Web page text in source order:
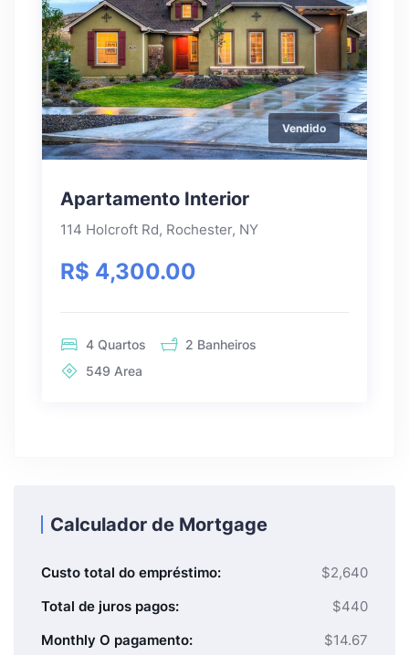
Vendido
Apartamento Interior
114 Holcroft Rd, Rochester, NY
R$ 4,300.00
4 Quartos 2 Banheiros
549 Area
Calculador de Mortgage
Custo total do empréstimo:
$2,640
Total de juros pagos:
$440
Monthly O pagamento:
$14.67